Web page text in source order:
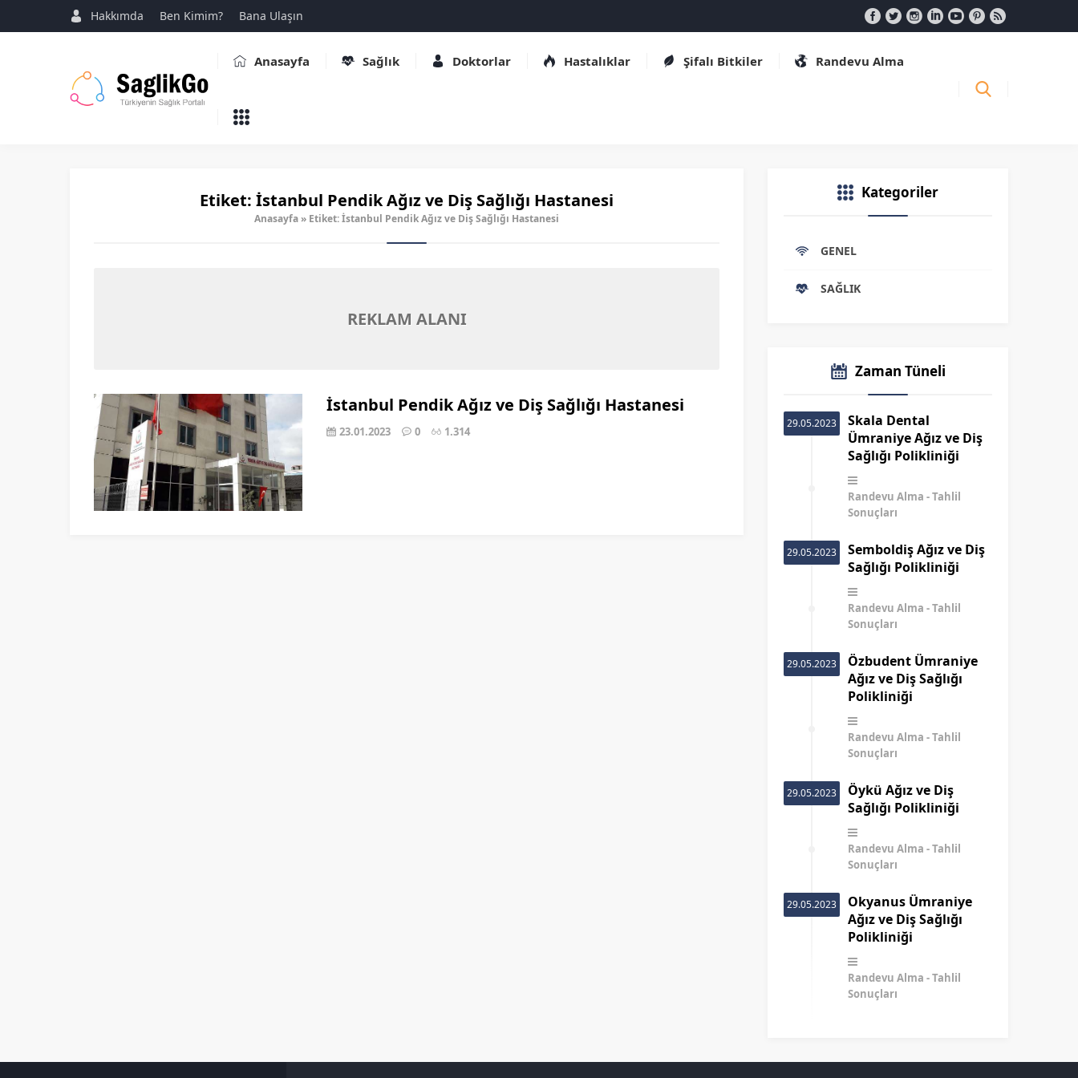
Hakkımda Ben Kimim? Bana Ulaşın
Anasayfa Sağlık Doktorlar Hastalıklar Şifalı Bitkiler Randevu Alma
Etiket: İstanbul Pendik Ağız ve Diş Sağlığı Hastanesi
Anasayfa» Etiket: İstanbul Pendik Ağız ve Diş Sağlığı Hastanesi
REKLAM ALANI
İstanbul Pendik Ağız ve Diş Sağlığı Hastanesi
23.01.2023 0 1.314
Kategoriler
GENEL
SAĞLIK
Zaman Tüneli
29.05.2023
Skala Dental
Ümraniye Ağız ve Diş
Sağlığı Polikliniği
Randevu Alma
Tahlil
Sonuçları
29.05.2023
Semboldiş Ağız ve Diş
Sağlığı Polikliniği
Randevu Alma
Tahlil
Sonuçları
29.05.2023
Özbudent Ümraniye
Ağız ve Diş Sağlığı
Polikliniği
Randevu Alma
Tahlil
Sonuçları
29.05.2023
Öykü Ağız ve Diş
Sağlığı Polikliniği
Randevu Alma
Tahlil
Sonuçları
29.05.2023
Okyanus Ümraniye
Ağız ve Diş Sağlığı
Polikliniği
Randevu Alma
Tahlil
Sonuçları